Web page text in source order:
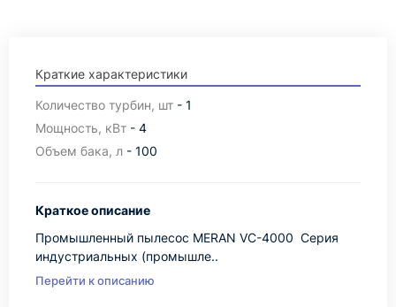
Краткие характеристики
Количество турбин, шт - 1
Мощность, кВт - 4
Объем бака, л - 100
Краткое описание
Промышленный пылесос MERAN VC-4000 Cерия
индустриальных (промышле..
Перейти к описанию